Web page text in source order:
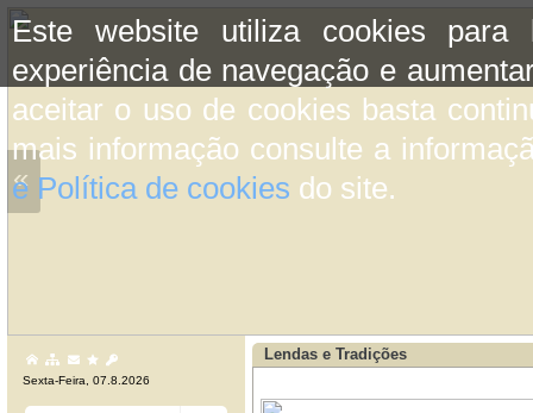
Este website utiliza cookies para
experiência de navegação e
aceitar o uso de cookies basta
mais informação consulte a
e Política de cookies do site.
«
Sexta-Feira, 07.8.2026
Lendas e Tradições